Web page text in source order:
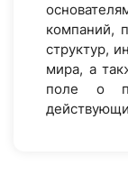
компаний,
структур,
мира, а
поле о